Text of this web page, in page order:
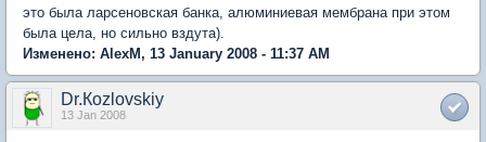
это была ларсеновская банка, алюминиевая мембрана при этом
была цела, но сильно вздута).
Изменено: AlexM, 13 January 2008 - 11:37 AM
Dr.Кozlovskiy
13 Jan 2008